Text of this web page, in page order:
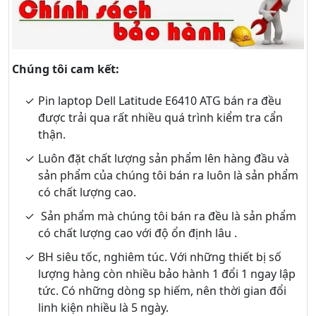
Chúng tôi cam kết:
Pin laptop Dell Latitude E6410 ATG bán ra đều
được trải qua rất nhiều quá trình kiểm tra cẩn
thận.
Luôn đặt chất lượng sản phẩm lên hàng đầu và
sản phẩm của chúng tôi bán ra luôn là sản phẩm
có chất lượng cao.
Sản phẩm mà chúng tôi bán ra đều là sản phẩm
có chất lượng cao với độ ổn định lâu .
BH siêu tốc, nghiêm túc. Với những thiết bị số
lượng hàng còn nhiều bảo hành 1 đổi 1 ngay lập
tức. Có những dòng sp hiếm, nên thời gian đổi
linh kiện nhiều là 5 ngày.